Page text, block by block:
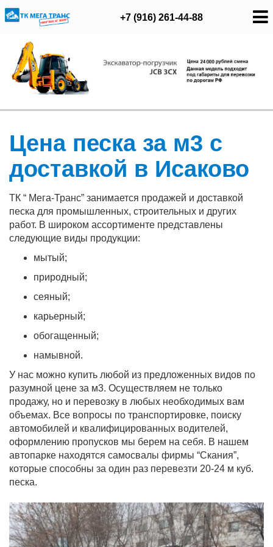
+7 (916) 261-44-88
Цена песка за м3 с
доставкой в Исаково
ТК “ Мега-Транс” занимается продажей и доставкой
песка для промышленных, строительных и других
работ. В широком ассортименте представлены
следующие виды продукции:
мытый;
природный;
сеяный;
карьерный;
обогащенный;
намывной.
У нас можно купить любой из предложенных видов по
разумной цене за м3. Осуществляем не только
продажу, но и перевозку в любых необходимых вам
объемах. Все вопросы по транспортировке, поиску
автомобилей и квалифицированных водителей,
оформлению пропусков мы берем на себя. В нашем
автопарке находятся самосвалы фирмы “Скания”,
которые способны за один раз перевезти 20-24 м куб.
песка.